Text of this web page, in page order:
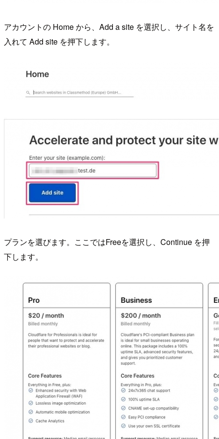
アカウントの Home から、Add a site を選択し、サイト名を
入れて Add site を押下します。
プランを選びます。ここではFreeを選択し、Continue を押
下します。